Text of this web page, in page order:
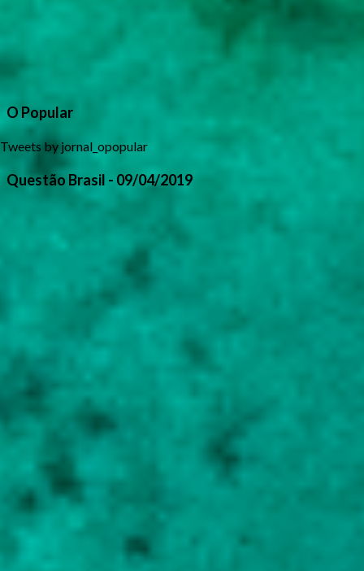
O Popular
Tweets by jornal_opopular
Questão Brasil - 09/04/2019